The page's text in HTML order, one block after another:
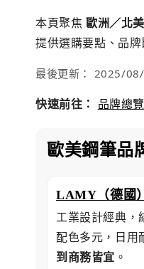
本頁聚焦 歐洲／北
提供選購要點、品
最後更新： 2025/
快速前往： 品牌總覽
歐美鋼筆品
LAMY（德國）
工業設計經典，
配色多元，日用
到商務皆宜 。